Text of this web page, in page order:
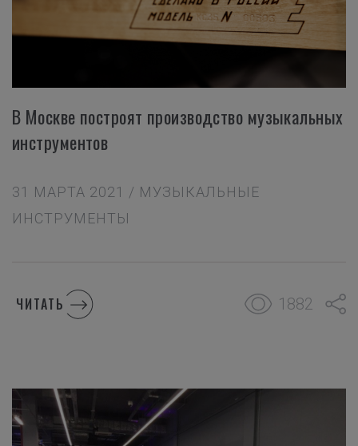
В Москве построят производство музыкальных
инструментов
31 МАРТА 2021 / МУЗЫКАЛЬНЫЕ
ИНСТРУМЕНТЫ
ЧИТАТЬ 1882